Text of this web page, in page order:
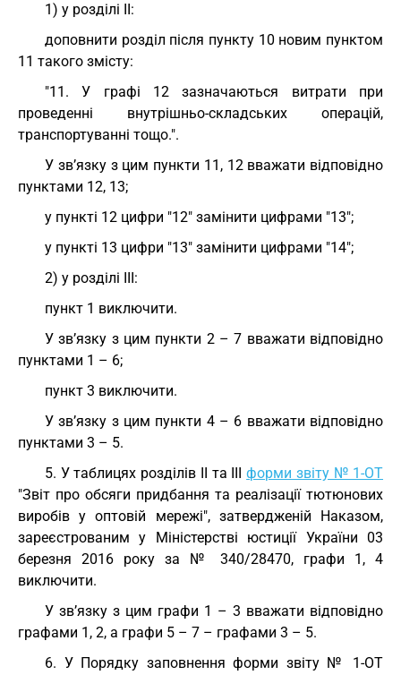
1) у розділі II:
доповнити розділ після пункту 10 новим пунктом
11 такого змісту:
"11. У графі 12 зазначаються витрати при
проведенні внутрішньо-складських операцій,
транспортуванні тощо.".
У зв’язку з цим пункти 11, 12 вважати відповідно
пунктами 12, 13;
у пункті 12 цифри "12" замінити цифрами "13";
у пункті 13 цифри "13" замінити цифрами "14";
2) у розділі III:
пункт 1 виключити.
У зв’язку з цим пункти 2 – 7 вважати відповідно
пунктами 1 – 6;
пункт 3 виключити.
У зв’язку з цим пункти 4 – 6 вважати відповідно
пунктами 3 – 5.
5. У таблицях розділів II та IIIформи звіту № 1-ОТ
"Звіт про обсяги придбання та реалізації тютюнових
виробів у оптовій мережі", затвердженій Наказом,
зареєстрованим у Міністерстві юстиції України 03
березня 2016 року за № 340/28470, графи 1, 4
виключити.
У зв’язку з цим графи 1 – 3 вважати відповідно
графами 1, 2, а графи 5 – 7 – графами 3 – 5.
6. У Порядку заповнення форми звіту № 1-ОТ